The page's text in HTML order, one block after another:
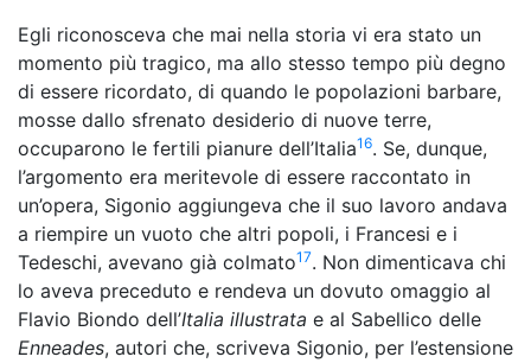
Egli riconosceva che mai nella storia vi era stato un
momento più tragico, ma allo stesso tempo più degno
di essere ricordato, di quando le popolazioni barbare,
mosse dallo sfrenato desiderio di nuove terre,
occuparono le fertili pianure dell’Italia16. Se, dunque,
l’argomento era meritevole di essere raccontato in
un’opera, Sigonio aggiungeva che il suo lavoro andava
a riempire un vuoto che altri popoli, i Francesi e i
Tedeschi, avevano già colmato17. Non dimenticava chi
lo aveva preceduto e rendeva un dovuto omaggio al
Flavio Biondo dell’Italia illustrata e al Sabellico delle
Enneades, autori che, scriveva Sigonio, per l’estensione